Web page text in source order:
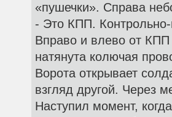
«пушечки». Справа
- Это КПП. Контрольно-
Вправо и влево от КПП
натянута колючая
Ворота открывает
взгляд другой. Через
Наступил момент,